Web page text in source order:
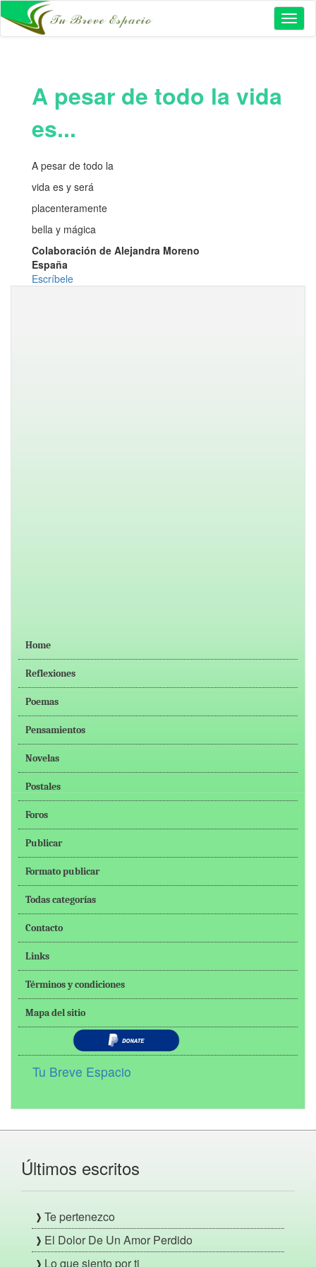
A pesar de todo la vida
es...
A pesar de todo la
vida es y será
placenteramente
bella y mágica
Colaboración de Alejandra Moreno
España
Escríbele
Home
Reflexiones
Poemas
Pensamientos
Novelas
Postales
Foros
Publicar
Formato publicar
Todas categorías
Contacto
Links
Términos y condiciones
Mapa del sitio
Tu Breve Espacio
Últimos escritos
Te pertenezco
El Dolor De Un Amor Perdido
Lo que siento por ti